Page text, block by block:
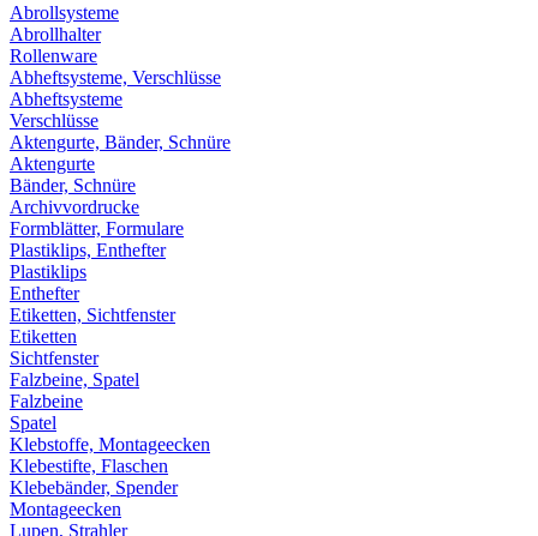
Abrollsysteme
Abrollhalter
Rollenware
Abheftsysteme, Verschlüsse
Abheftsysteme
Verschlüsse
Aktengurte, Bänder, Schnüre
Aktengurte
Bänder, Schnüre
Archivvordrucke
Formblätter, Formulare
Plastiklips, Enthefter
Plastiklips
Enthefter
Etiketten, Sichtfenster
Etiketten
Sichtfenster
Falzbeine, Spatel
Falzbeine
Spatel
Klebstoffe, Montageecken
Klebestifte, Flaschen
Klebebänder, Spender
Montageecken
Lupen, Strahler